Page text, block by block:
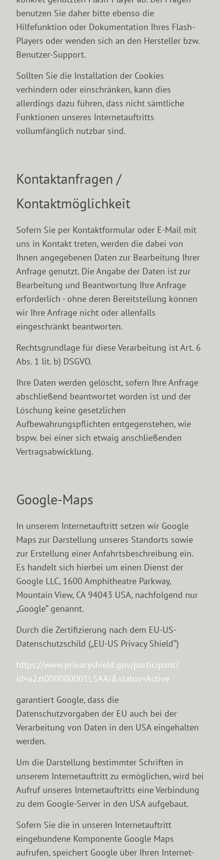
benutzen Sie daher bitte ebenso die
Hilfefunktion oder Dokumentation Ihres Flash-
Players oder wenden sich an den Hersteller bzw.
Benutzer-Support.
Sollten Sie die Installation der Cookies
verhindern oder einschränken, kann dies
allerdings dazu führen, dass nicht sämtliche
Funktionen unseres Internetauftritts
vollumfänglich nutzbar sind.
Kontaktanfragen /
Kontaktmöglichkeit
Sofern Sie per Kontaktformular oder E-Mail mit
uns in Kontakt treten, werden die dabei von
Ihnen angegebenen Daten zur Bearbeitung Ihrer
Anfrage genutzt. Die Angabe der Daten ist zur
Bearbeitung und Beantwortung Ihre Anfrage
erforderlich - ohne deren Bereitstellung können
wir Ihre Anfrage nicht oder allenfalls
eingeschränkt beantworten.
Rechtsgrundlage für diese Verarbeitung ist Art. 6
Abs. 1 lit. b) DSGVO.
Ihre Daten werden gelöscht, sofern Ihre Anfrage
abschließend beantwortet worden ist und der
Löschung keine gesetzlichen
Aufbewahrungspflichten entgegenstehen, wie
bspw. bei einer sich etwaig anschließenden
Vertragsabwicklung.
Google-Maps
In unserem Internetauftritt setzen wir Google
Maps zur Darstellung unseres Standorts sowie
zur Erstellung einer Anfahrtsbeschreibung ein.
Es handelt sich hierbei um einen Dienst der
Google LLC, 1600 Amphitheatre Parkway,
Mountain View, CA 94043 USA, nachfolgend nur
„Google“ genannt.
Durch die Zertifizierung nach dem EU-US-
Datenschutzschild („EU-US Privacy Shield“)
https://www.privacyshield.gov/participant?
id=a2zt000000001L5AAI&status=Active
garantiert Google, dass die
Datenschutzvorgaben der EU auch bei der
Verarbeitung von Daten in den USA eingehalten
werden.
Um die Darstellung bestimmter Schriften in
unserem Internetauftritt zu ermöglichen, wird bei
Aufruf unseres Internetauftritts eine Verbindung
zu dem Google-Server in den USA aufgebaut.
Sofern Sie die in unseren Internetauftritt
eingebundene Komponente Google Maps
aufrufen, speichert Google über Ihren Internet-